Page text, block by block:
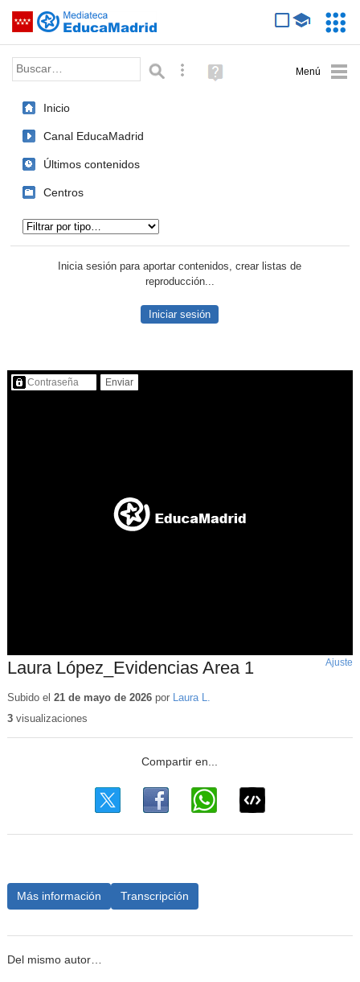
Saltar navegación
Palabra o frase: Búsqueda avanzada
Ayuda
(en
Inicio
Canal EducaMadrid
Últimos contenidos
Centros
Inicia sesión para aportar contenidos, crear listas de
reproducción...
Iniciar sesión
Contenido protegido…
Laura López_Evidencias Area 1 Ajuste
Subido el 21 de mayo de 2026por
Laura L.
3visualizaciones
Más información Transcripción
Del mismo autor…